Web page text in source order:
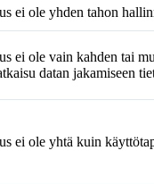
ei ole yhden tahon
ei ole vain kahden tai
datan jakamiseen
ei ole yhtä kuin